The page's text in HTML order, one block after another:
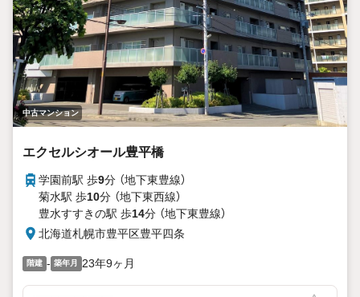
中古マンション
エクセルシオール豊平橋
学園前駅 歩9分 （地下東豊線）
菊水駅 歩10分 （地下東西線）
豊水すすきの駅 歩14分 （地下東豊線）
北海道札幌市豊平区豊平四条
階建 - 築年月 23年9ヶ月